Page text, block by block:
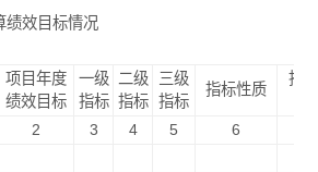
绩效目标情况
项目年度
绩效目标
一级
指标
二级
指标
三级
指标
指标性质
指标
2 3 4 5 6